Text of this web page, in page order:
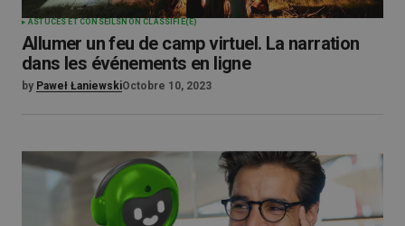
ASTUCES ET CONSEILS NON CLASSIFIÉ(E)
Allumer un feu de camp virtuel. La narration
dans les événements en ligne
by Paweł ŁaniewskiOctobre 10, 2023